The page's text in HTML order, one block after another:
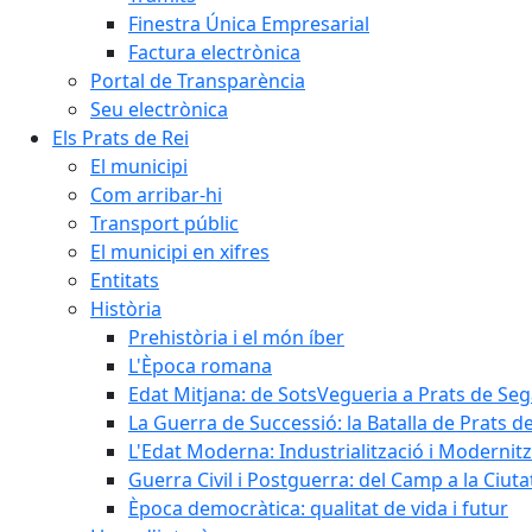
Finestra Única Empresarial
Factura electrònica
Portal de Transparència
Seu electrònica
Els Prats de Rei
El municipi
Com arribar-hi
Transport públic
El municipi en xifres
Entitats
Història
Prehistòria i el món íber
L'Època romana
Edat Mitjana: de SotsVegueria a Prats de
La Guerra de Successió: la Batalla de Prats
L'Edat Moderna: Industrialització i
Guerra Civil i Postguerra: del Camp a la
Època democràtica: qualitat de vida i futur